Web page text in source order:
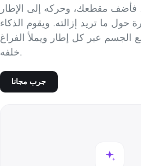
فأضف مقطعك، وحركه إلى الإطار
حول ما تريد إزالته. ويقوم الذكاء
الجسم عبر كل إطار ويملأ الفراغ
خلفه.
جرب مجانا